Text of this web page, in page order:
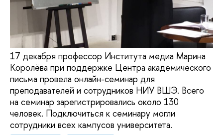
17 декабря профессор Института медиа Марина
Королёва при поддержке Центра академического
письма провела онлайн-семинар для
преподавателей и сотрудников НИУ ВШЭ. Всего
на семинар зарегистрировались около 130
человек. Подключиться к семинару могли
сотрудники всех кампусов университета.